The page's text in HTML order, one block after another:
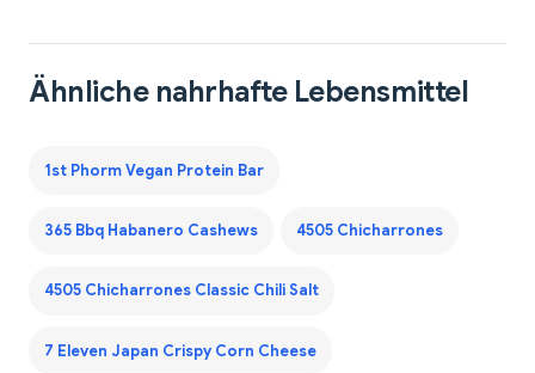
Ähnliche nahrhafte Lebensmittel
1st Phorm Vegan Protein Bar
365 Bbq Habanero Cashews 4505 Chicharrones
4505 Chicharrones Classic Chili Salt
7 Eleven Japan Crispy Corn Cheese